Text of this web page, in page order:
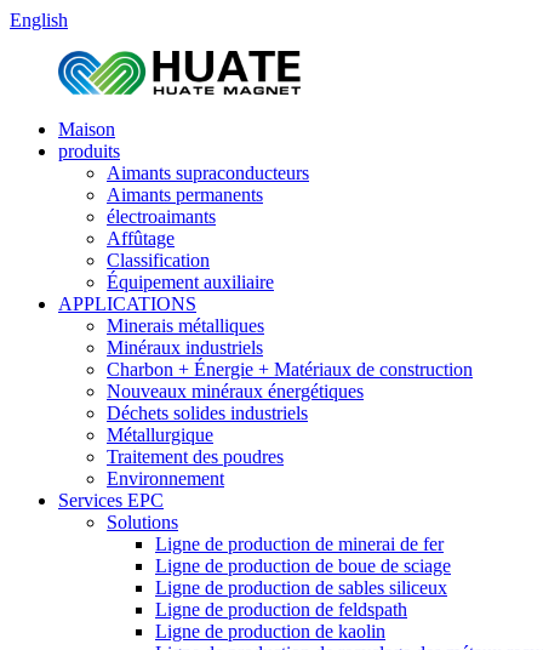
English
Maison
produits
Aimants supraconducteurs
Aimants permanents
électroaimants
Affûtage
Classification
Équipement auxiliaire
APPLICATIONS
Minerais métalliques
Minéraux industriels
Charbon + Énergie + Matériaux de construction
Nouveaux minéraux énergétiques
Déchets solides industriels
Métallurgique
Traitement des poudres
Environnement
Services EPC
Solutions
Ligne de production de minerai de fer
Ligne de production de boue de sciage
Ligne de production de sables siliceux
Ligne de production de feldspath
Ligne de production de kaolin